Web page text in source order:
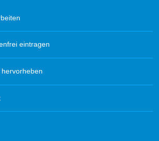
eintragen